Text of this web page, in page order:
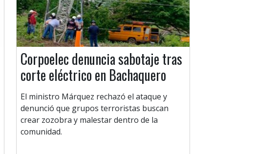
Corpoelec denuncia sabotaje tras
corte eléctrico en Bachaquero
El ministro Márquez rechazó el ataque y
denunció que grupos terroristas buscan
crear zozobra y malestar dentro de la
comunidad.